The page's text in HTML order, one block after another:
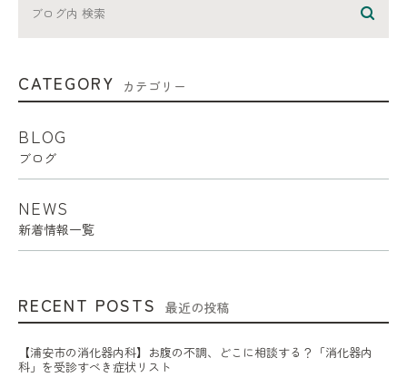
CATEGORY カテゴリー
BLOG
ブログ
NEWS
新着情報一覧
RECENT POSTS 最近の投稿
【浦安市の消化器内科】お腹の不調、どこに相談する？「消化器内
科」を受診すべき症状リスト